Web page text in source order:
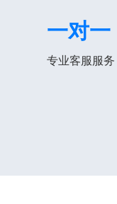
一对一
专业客服服务